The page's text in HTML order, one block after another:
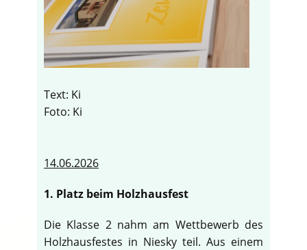
Text: Ki
Foto: Ki
14.06.2026
1. Platz beim Holzhausfest
Die Klasse 2 nahm am Wettbewerb des
Holzhausfestes in Niesky teil. Aus einem